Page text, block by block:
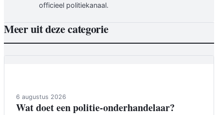
officieel politiekanaal.
Meer uit deze categorie
6 augustus 2026
Wat doet een politie-onderhandelaar?